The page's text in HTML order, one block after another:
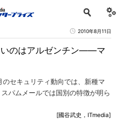
2010年8月11日
いのはアルゼンチン――マ
セキュリティ動向では、新種マ
パムメールでは国別の特徴が明ら
[國谷武史，ITmedia]